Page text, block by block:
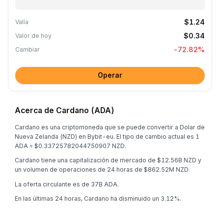
Valía $1.24
Valor de hoy $0.34
Cambiar -72.82%
Operar
Acerca de Cardano (ADA)
Cardano es una criptomoneda que se puede convertir a Dolar de
Nueva Zelanda (NZD) en Bybit-eu. El tipo de cambio actual es 1
ADA = $0.33725782044750907 NZD.
Cardano tiene una capitalización de mercado de $12.56B NZD y
un volumen de operaciones de 24 horas de $862.52M NZD.
La oferta circulante es de 37B ADA.
En las últimas 24 horas, Cardano ha disminuido un 3.12%.